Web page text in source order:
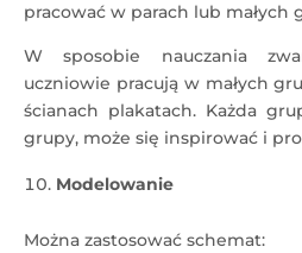
pracować w parach lub małych
W sposobie nauczania
uczniowie pracują w małych
ścianach plakatach. Każda
grupy, może się inspirować i
Modelowanie
Można zastosować schemat: